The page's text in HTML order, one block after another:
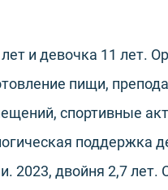
и девочка 11 лет.
пищи,
спортивные
поддержка
2023, двойня 2,7